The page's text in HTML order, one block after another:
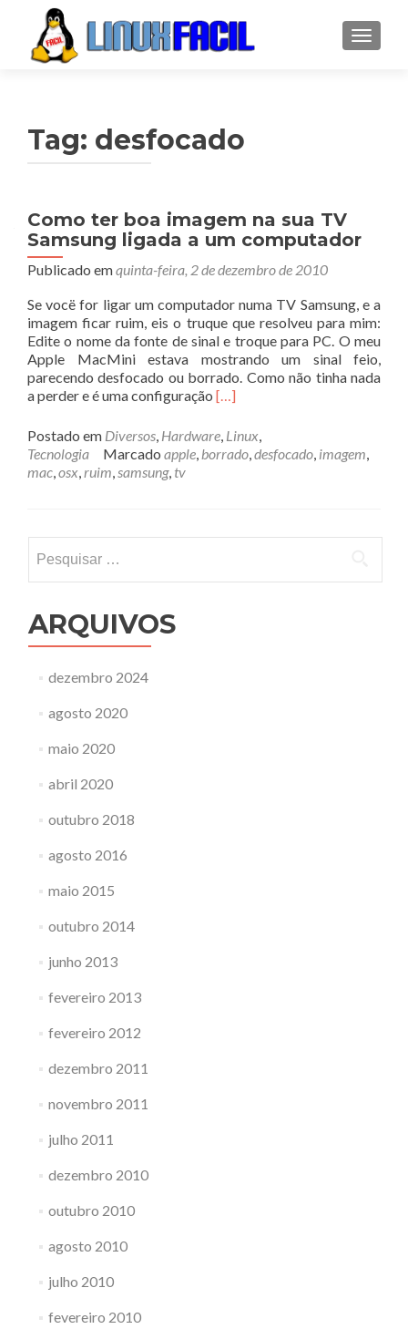
Tag: desfocado
Como ter boa imagem na sua TV
Samsung ligada a um computador
Publicado emquinta-feira, 2 de dezembro de 2010
Se vocë for ligar um computador numa TV Samsung, e a
imagem ficar ruim, eis o truque que resolveu para mim:
Edite o nome da fonte de sinal e troque para PC. O meu
Apple MacMini estava mostrando um sinal feio,
parecendo desfocado ou borrado. Como não tinha nada
a perder e é uma configuração Leia
sobreComo
ter
TV
[…]
Postado em Diversos, Hardware, Linux,
Tecnologia
Marcado apple, borrado,desfocado, imagem,
mac,osx,ruim,samsung, tv
por:
ARQUIVOS
dezembro 2024
agosto 2020
maio 2020
abril 2020
outubro 2018
agosto 2016
maio 2015
outubro 2014
junho 2013
fevereiro 2013
fevereiro 2012
dezembro 2011
novembro 2011
julho 2011
dezembro 2010
outubro 2010
agosto 2010
julho 2010
fevereiro 2010